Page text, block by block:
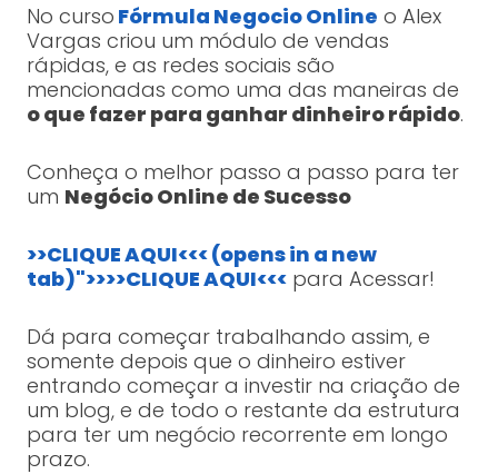
No curso Fórmula Negocio Online o Alex
Vargas criou um módulo de vendas
rápidas, e as redes sociais são
mencionadas como uma das maneiras de
o que fazer para ganhar dinheiro rápido.
Conheça o melhor passo a passo para ter
um Negócio Online de Sucesso
>>CLIQUE AQUI<<< (opens in a new
tab)">>>>CLIQUE AQUI<<<para Acessar!
Dá para começar trabalhando assim, e
somente depois que o dinheiro estiver
entrando começar a investir na criação de
um blog, e de todo o restante da estrutura
para ter um negócio recorrente em longo
prazo.